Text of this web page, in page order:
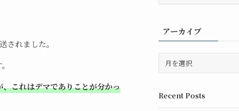
れました。
これはデマでありことが分かっ
テ
ゴ
リ
アーカイブ
ブ
Recent Posts